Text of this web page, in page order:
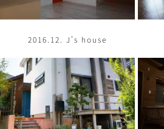
2016.12. J’s house